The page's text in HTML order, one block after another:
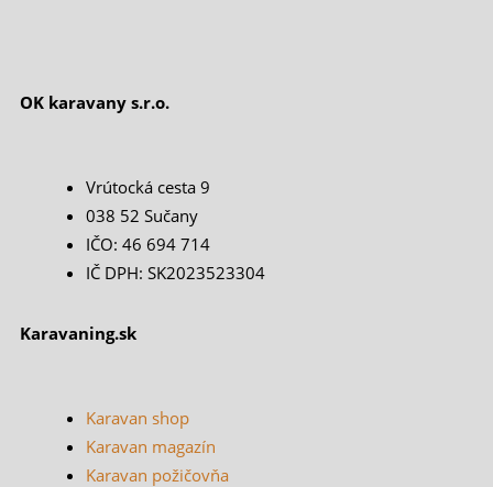
OK karavany s.r.o.
Vrútocká cesta 9
038 52 Sučany
IČO: 46 694 714
IČ DPH: SK2023523304
Karavaning.sk
Karavan shop
Karavan magazín
Karavan požičovňa